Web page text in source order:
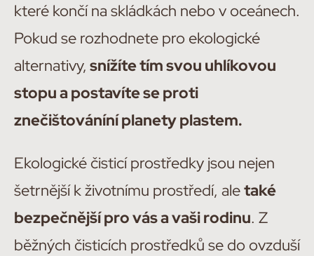
které končí na skládkách nebo v oceánech.
Pokud se rozhodnete pro ekologické
alternativy, snížíte tím svou uhlíkovou
stopu a postavíte se proti
znečištováníní planety plastem.
Ekologické čisticí prostředky jsou nejen
šetrnější k životnímu prostředí, aletaké
bezpečnější pro vás a vaši rodinu. Z
běžných čisticích prostředků se do ovzduší